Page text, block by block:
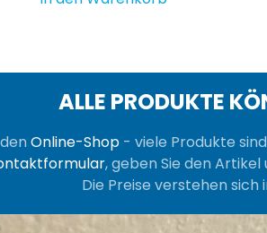
ALLE PRODUKTE
Online-Shop- viele Produkte
, geben Sie den
Die Preise verstehen sich